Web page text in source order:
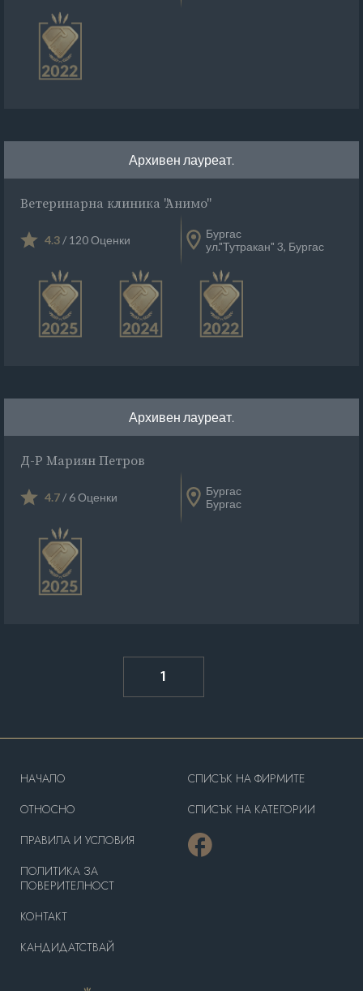
Архивен лауреат.
Ветеринарна клиника "Анимо"
4.3/ 120 Оценки
Бургас
ул."Тутракан" 3, Бургас
Архивен лауреат.
Д-Р Мариян Петров
4.7/ 6 Оценки
Бургас
Бургас
1
HAЧАЛО
OТНОСНО
ПРАВИЛА И УСЛОВИЯ
ПОЛИТИКА ЗА
ПОВЕРИТЕЛНОСТ
КОНТАКТ
КАНДИДАТСТВАЙ
СПИСЪК НА ФИРМИТЕ
СПИСЪК НА КАТЕГОРИИ